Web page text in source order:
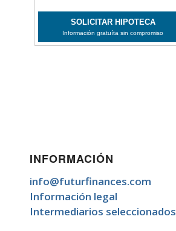
INFORMACIÓN
info@futurfinances.com
Información legal
Intermediarios seleccionados